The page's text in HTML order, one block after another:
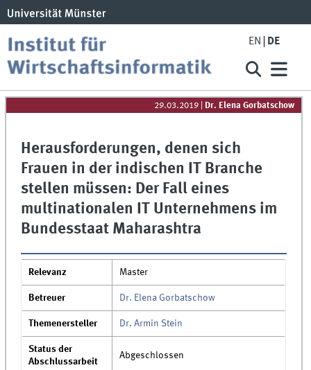
EN DE
29.03.2019 Dr. Elena Gorbatschow
Herausforderungen, denen sich
Frauen in der indischen IT Branche
stellen müssen: Der Fall eines
multinationalen IT Unternehmens im
Bundesstaat Maharashtra
Relevanz Master
Betreuer Dr. Elena Gorbatschow
Themenersteller Dr. Armin Stein
Status der
Abschlussarbeit
Abgeschlossen